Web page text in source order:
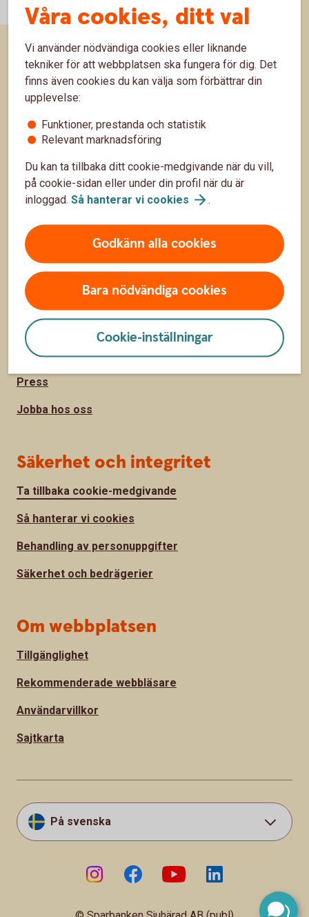
Våra cookies, ditt val
Vi använder nödvändiga cookies eller liknande
tekniker för att webbplatsen ska fungera för dig. Det
finns även cookies du kan välja som förbättrar din
upplevelse:
Funktioner, prestanda och statistik
Relevant marknadsföring
Du kan ta tillbaka ditt cookie-medgivande när du vill,
på cookie-sidan eller under din profil när du är
inloggad. Så hanterar vi cookies .
Godkänn alla cookies
Bara nödvändiga cookies
Cookie-inställningar
Sidfot
Räkna
Räkna på ränta på ränta
Räkna på månadssparande
Bolånekalkyl
Räkna på billån
Hitta snabbt
Räntor, priser och kurser
Hitta bankkontor
Om Sparbanken Sjuhärad
Press
Jobba hos oss
Säkerhet och integritet
Ta tillbaka cookie-medgivande
Så hanterar vi cookies
Behandling av personuppgifter
Säkerhet och bedrägerier
Om webbplatsen
Tillgänglighet
Rekommenderade webbläsare
Användarvillkor
Sajtkarta
På svenska